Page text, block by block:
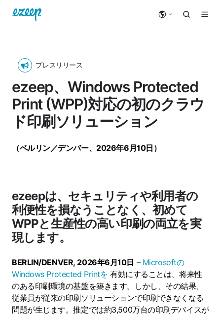
プレスリリース
ezeep、Windows Protected
Print (WPP)対応の初のクラウ
ド印刷ソリューション
（ベルリン／デンバー、2026年6月10日）
ezeepは、セキュリティや利用者の
利便性を損なうことなく、初めて
WPPと生産性の高い印刷の両立を実
現します。
BERLIN/DENVER, 2026年6月10日 – Microsoftの
Windows Protected Printを 有効にすることは、将来性
のある印刷環境の基盤を築きます。しかし、その結果、
従業員が従来の印刷ソリューションで印刷できなくなる
問題が生じます。推定では約3,500万台の印刷デバイスが